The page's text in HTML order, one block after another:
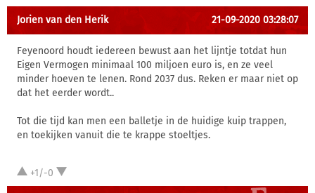
Jorien van den Herik 21-09-2020 03:28:07
Feyenoord houdt iedereen bewust aan het lijntje totdat hun
Eigen Vermogen minimaal 100 miljoen euro is, en ze veel
minder hoeven te lenen. Rond 2037 dus. Reken er maar niet op
dat het eerder wordt..
Tot die tijd kan men een balletje in de huidige kuip trappen,
en toekijken vanuit die te krappe stoeltjes.
+1/-0